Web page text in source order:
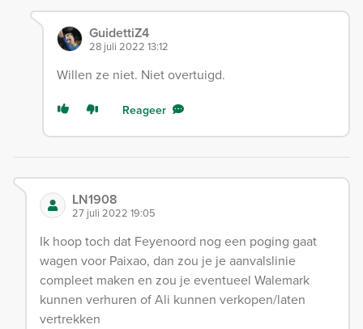
GuidettiZ4
28 juli 2022 13:12
Willen ze niet. Niet overtuigd.
Reageer
LN1908
27 juli 2022 19:05
Ik hoop toch dat Feyenoord nog een poging gaat
wagen voor Paixao, dan zou je je aanvalslinie
compleet maken en zou je eventueel Walemark
kunnen verhuren of Ali kunnen verkopen/laten
vertrekken